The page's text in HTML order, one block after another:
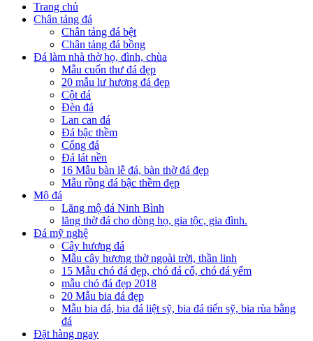
Trang chủ
Chân tảng đá
Chân tảng đá bệt
Chân tảng đá bồng
Đá làm nhà thờ họ, đình, chùa
Mẫu cuốn thư đá đẹp
20 mẫu lư hương đá đẹp
Cột đá
Đèn đá
Lan can đá
Đá bậc thềm
Cổng đá
Đá lát nền
16 Mẫu bàn lễ đá, bàn thờ đá đẹp
Mẫu rồng đá bậc thềm đẹp
Mộ đá
Lăng mộ đá Ninh Bình
lăng thờ đá cho dòng họ, gia tộc, gia đình.
Đá mỹ nghệ
Cây hương đá
Mẫu cây hương thờ ngoài trời, thần linh
15 Mẫu chó đá đẹp, chó đá cổ, chó đá yểm
mẫu chó đá đẹp 2018
20 Mẫu bia đá đẹp
Mẫu bia đá, bia đá liệt sỹ, bia đá tiến sỹ, bia rùa bằng
đá
Đặt hàng ngay